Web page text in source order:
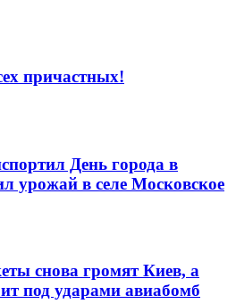
причастных!
День города в
урожай в селе Московское
снова громят Киев, а
под ударами авиабомб